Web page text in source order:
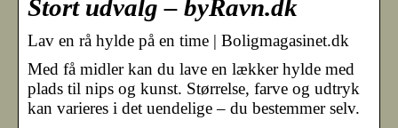
Stort udvalg – byRavn.dk
Lav en rå hylde på en time | Boligmagasinet.dk
Med få midler kan du lave en lækker hylde med
plads til nips og kunst. Størrelse, farve og udtryk
kan varieres i det uendelige – du bestemmer selv.